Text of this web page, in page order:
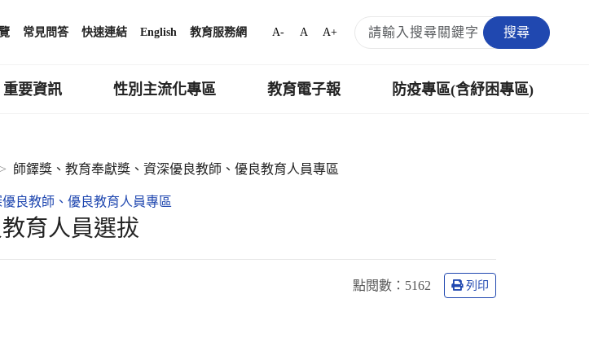
常見問答 快速連結 English 教育服務網 A- A A+ 搜尋
重要資訊 性別主流化專區 教育電子報 防疫專區(含紓困專區)
師鐸獎、教育奉獻獎、資深優良教師、優良教育人員專區
良教師、優良教育人員專區
育人員選拔
點閱數 ：5162 列印